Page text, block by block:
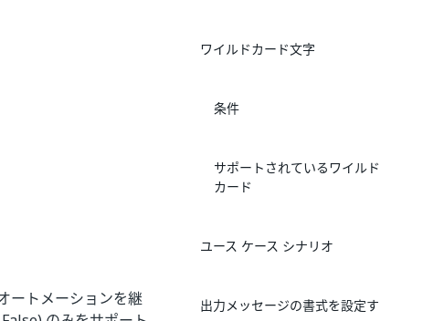
ートメーションを継
ワイルドカード文字
条件
サポートされているワイルド
カード
ユース ケース シナリオ
出力メッセージの書式を設定す